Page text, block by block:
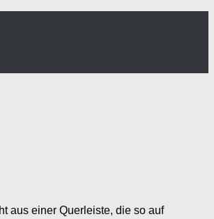
aus einer Querleiste, die so auf